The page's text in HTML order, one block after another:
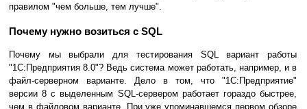
правилом "чем больше, тем лучше".
Почему нужно возиться с SQL
Почему мы выбрали для тестирования SQL вариант работы
"1С:Предприятия 8.0"? Ведь система может работать, например, и в
файл-серверном варианте. Дело в том, что "1С:Предприятие"
версии 8 с выделенным SQL-сервером работает гораздо быстрее,
чем в файловом варианте. При уже упоминавшемся первом обзоре